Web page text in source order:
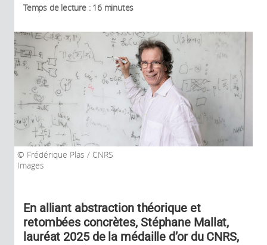
Temps de lecture : 16 minutes
Frédérique Plas / CNRS
Images
En alliant abstraction théorique et
retombées concrètes, Stéphane Mallat,
lauréat 2025 de la médaille d’or du CNRS,